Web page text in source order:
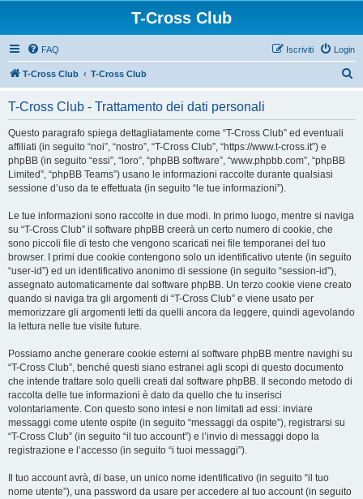
T-Cross Club
FAQ Login
Iscriviti
T-Cross Club T-Cross Club
T-Cross Club - Trattamento dei dati personali
Questo paragrafo spiega dettagliatamente come “T-Cross Club” ed eventuali
affiliati (in seguito “noi”, “nostro”, “T-Cross Club”, “https://www.t-cross.it”) e
phpBB (in seguito “essi”, “loro”, “phpBB software”, “www.phpbb.com”, “phpBB
Limited”, “phpBB Teams”) usano le informazioni raccolte durante qualsiasi
sessione d’uso da te effettuata (in seguito “le tue informazioni”).
Le tue informazioni sono raccolte in due modi. In primo luogo, mentre si naviga
su “T-Cross Club” il software phpBB creerà un certo numero di cookie, che
sono piccoli file di testo che vengono scaricati nei file temporanei del tuo
browser. I primi due cookie contengono solo un identificativo utente (in seguito
“user-id”) ed un identificativo anonimo di sessione (in seguito “session-id”),
assegnato automaticamente dal software phpBB. Un terzo cookie viene creato
quando si naviga tra gli argomenti di “T-Cross Club” e viene usato per
memorizzare gli argomenti letti da quelli ancora da leggere, quindi agevolando
la lettura nelle tue visite future.
Possiamo anche generare cookie esterni al software phpBB mentre navighi su
“T-Cross Club”, benché questi siano estranei agli scopi di questo documento
che intende trattare solo quelli creati dal software phpBB. Il secondo metodo di
raccolta delle tue informazioni è dato da quello che tu inserisci
volontariamente. Con questo sono intesi e non limitati ad essi: inviare
messaggi come utente ospite (in seguito “messaggi da ospite”), registrarsi su
“T-Cross Club” (in seguito “il tuo account”) e l’invio di messaggi dopo la
registrazione e l’accesso (in seguito “i tuoi messaggi”).
Il tuo account avrà, di base, un unico nome identificativo (in seguito “il tuo
nome utente”), una password da usare per accedere al tuo account (in seguito